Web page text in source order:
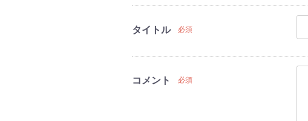
タイトル 必須
コメント 必須